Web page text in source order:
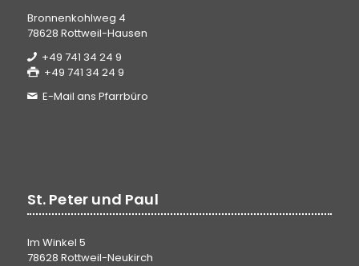
Bronnenkohlweg 4
78628 Rottweil-Hausen
+49 741 34 24 9
+49 741 34 24 9
E-Mail ans Pfarrbüro
St. Peter und Paul
Im Winkel 5
78628 Rottweil-Neukirch